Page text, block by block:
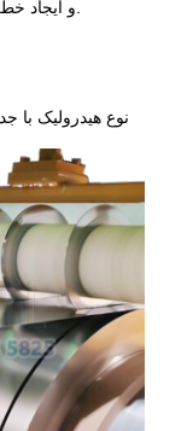
نوع هیدرولیک با